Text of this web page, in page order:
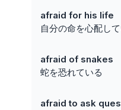
afraid for his life
自分の命を心配し
afraid of snakes
蛇を恐れている
afraid to ask